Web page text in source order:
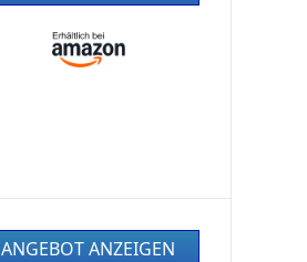
ANGEBOT ANZEIGEN